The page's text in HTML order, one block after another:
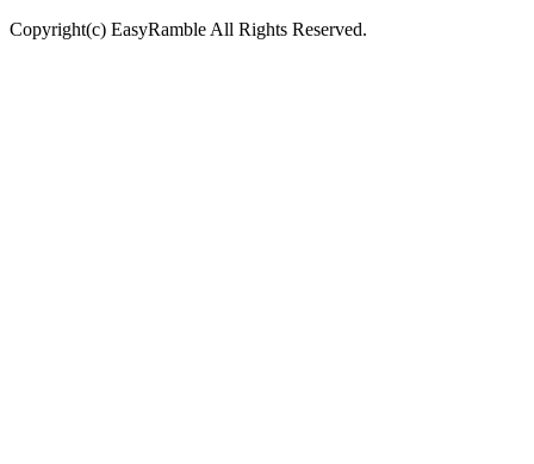
Copyright(c) EasyRamble All Rights Reserved.